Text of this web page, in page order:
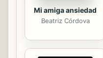
Mi amiga ansiedad
Beatriz Córdova